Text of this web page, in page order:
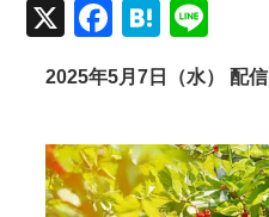
X Facebook
Hatena
2025年5月7日（水） 配信